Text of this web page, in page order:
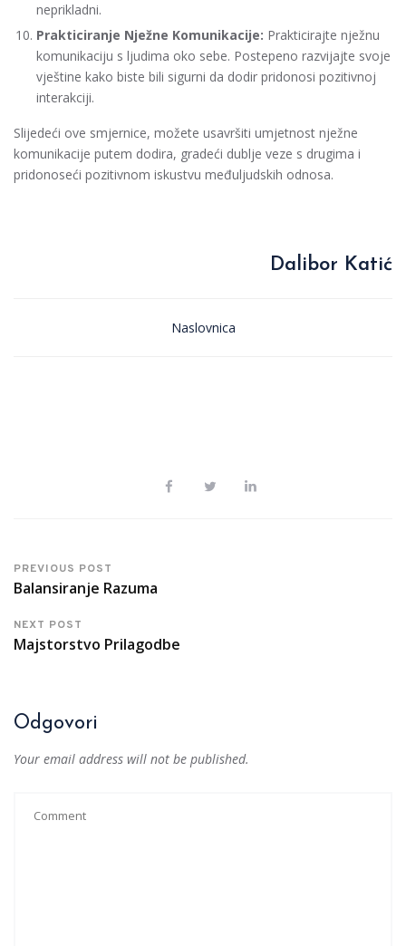
neprikladni.
Prakticiranje Nježne Komunikacije: Prakticirajte nježnu
komunikaciju s ljudima oko sebe. Postepeno razvijajte svoje
vještine kako biste bili sigurni da dodir pridonosi pozitivnoj
interakciji.
Slijedeći ove smjernice, možete usavršiti umjetnost nježne
komunikacije putem dodira, gradeći dublje veze s drugima i
pridonoseći pozitivnom iskustvu međuljudskih odnosa.
Dalibor Katić
Naslovnica
PREVIOUS POST
Balansiranje Razuma
NEXT POST
Majstorstvo Prilagodbe
Odgovori
Your email address will not be published.